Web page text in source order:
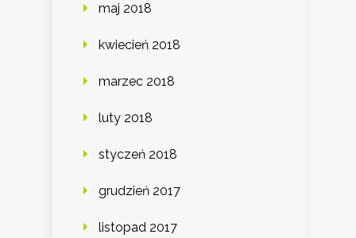
maj 2018
kwiecień 2018
marzec 2018
luty 2018
styczeń 2018
grudzień 2017
listopad 2017